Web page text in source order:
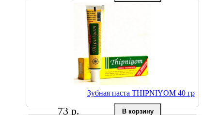
Зубная паста THIPNIYOM 40 гр
73 р.